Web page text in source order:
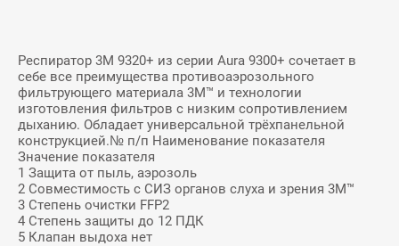
Респиратор 3М 9320+ из серии Aura 9300+ сочетает в
себе все преимущества противоаэрозольного
фильтрующего материала 3М™ и технологии
изготовления фильтров с низким сопротивлением
дыханию. Обладает универсальной трёхпанельной
конструкцией.№ п/п Наименование показателя
Значение показателя
1 Защита от пыль, аэрозоль
2 Совместимость с СИЗ органов слуха и зрения 3М™
3 Степень очистки FFP2
4 Степень защиты до 12 ПДК
5 Клапан выдоха нет